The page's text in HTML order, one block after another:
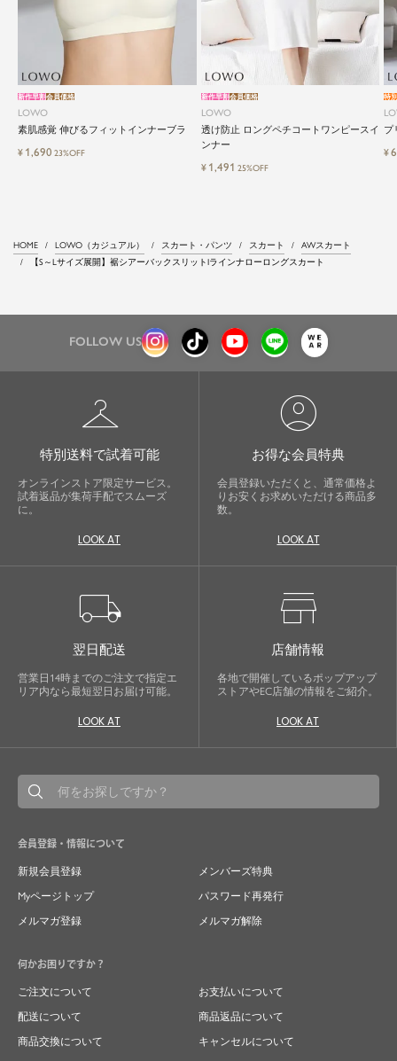
LOWO
素肌感覚 伸びるフィットインナーブラ
新作早割会員価格
¥ 1,690 23%OFF
LOWO
透け防止 ロングペチコートワンピースイ
ンナー
新作早割会員価格
¥ 1,491 25%OFF
プ
特
¥
HOME LOWO（カジュアル） スカート・パンツ スカート
AWスカート
【S～Lサイズ展開】裾シアーバックスリットIラインナローロングスカート
FOLLOW US
checkroom
特別送料で試着可能
オンラインストア限定サービス。
試着返品が集荷手配でスムーズ
に。
LOOK AT
account_circle
お得な会員特典
会員登録いただくと、通常価格よ
りお安くお求めいただける商品多
数。
LOOK AT
local_shipping
翌日配送
営業日14時までのご注文で指定エ
リア内なら最短翌日お届け可能。
LOOK AT
store
店舗情報
各地で開催しているポップアップ
ストアやEC店舗の情報をご紹介。
LOOK AT
会員登録・情報について
新規会員登録
メンバーズ特典
Myページトップ
パスワード再発行
メルマガ登録
メルマガ解除
何かお困りですか？
ご注文について
お支払いについて
配送について
商品返品について
商品交換について
キャンセルについて